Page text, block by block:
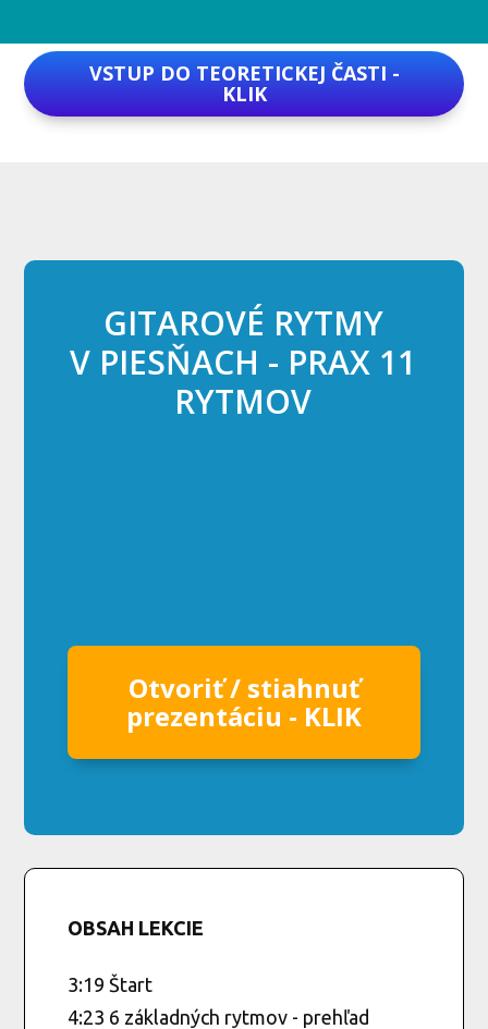
VSTUP DO TEORETICKEJ ČASTI -
KLIK
GITAROVÉ RYTMY
V PIESŇACH - PRAX 11
RYTMOV
Otvoriť / stiahnuť
prezentáciu - KLIK
OBSAH LEKCIE
3:19 Štart
4:23 6 základných rytmov - prehľad